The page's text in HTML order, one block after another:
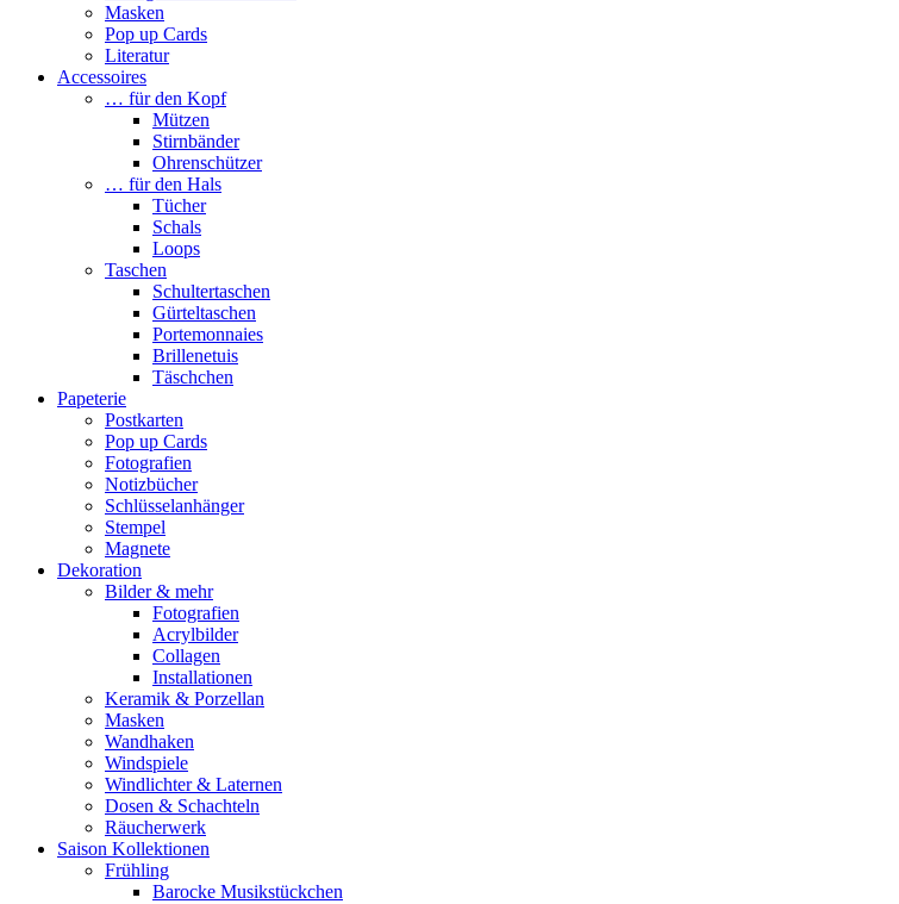
Masken
Pop up Cards
Literatur
Accessoires
… für den Kopf
Mützen
Stirnbänder
Ohrenschützer
… für den Hals
Tücher
Schals
Loops
Taschen
Schultertaschen
Gürteltaschen
Portemonnaies
Brillenetuis
Täschchen
Papeterie
Postkarten
Pop up Cards
Fotografien
Notizbücher
Schlüsselanhänger
Stempel
Magnete
Dekoration
Bilder & mehr
Fotografien
Acrylbilder
Collagen
Installationen
Keramik & Porzellan
Masken
Wandhaken
Windspiele
Windlichter & Laternen
Dosen & Schachteln
Räucherwerk
Saison Kollektionen
Frühling
Barocke Musikstückchen